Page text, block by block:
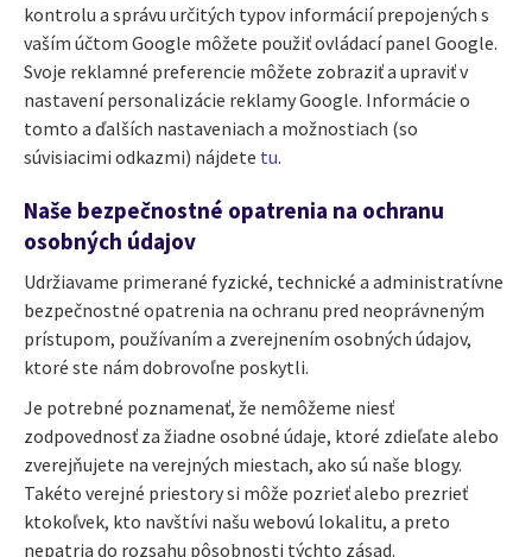
kontrolu a správu určitých typov informácií prepojených s
vaším účtom Google môžete použiť ovládací panel Google.
Svoje reklamné preferencie môžete zobraziť a upraviť v
nastavení personalizácie reklamy Google. Informácie o
tomto a ďalších nastaveniach a možnostiach (so
súvisiacimi odkazmi) nájdete tu.
Naše bezpečnostné opatrenia na ochranu
osobných údajov
Udržiavame primerané fyzické, technické a administratívne
bezpečnostné opatrenia na ochranu pred neoprávneným
prístupom, používaním a zverejnením osobných údajov,
ktoré ste nám dobrovoľne poskytli.
Je potrebné poznamenať, že nemôžeme niesť
zodpovednosť za žiadne osobné údaje, ktoré zdieľate alebo
zverejňujete na verejných miestach, ako sú naše blogy.
Takéto verejné priestory si môže pozrieť alebo prezrieť
ktokoľvek, kto navštívi našu webovú lokalitu, a preto
nepatria do rozsahu pôsobnosti týchto zásad.